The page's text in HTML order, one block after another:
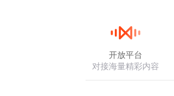
开放平台
对接海量精彩内容